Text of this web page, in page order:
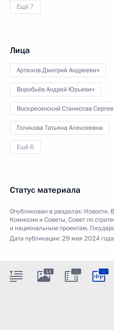
Ещё 7
Лица
Артюхов Дмитрий Андреевич
Воробьёв Андрей Юрьевич
Воскресенский Станислав
Голикова Татьяна Алексеевна
Ещё 6
Статус материала
Опубликован в разделах: Новости,
Комиссии и Советы,Совет по
и национальным проектам,
Дата публикации:29 мая 2024
14 : :